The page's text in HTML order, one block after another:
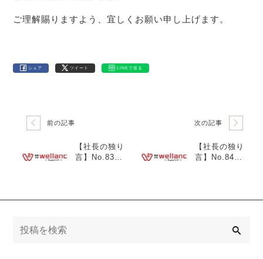
ご理解賜りますよう、宜しくお願い申し上げます。
シェア ツイート LINEで送る
前の記事
【社長の独り
言】No.83
『筋弛緩法』
次の記事
【社長の独り
言】No.84
す『脳の休
然に防ぐ産業